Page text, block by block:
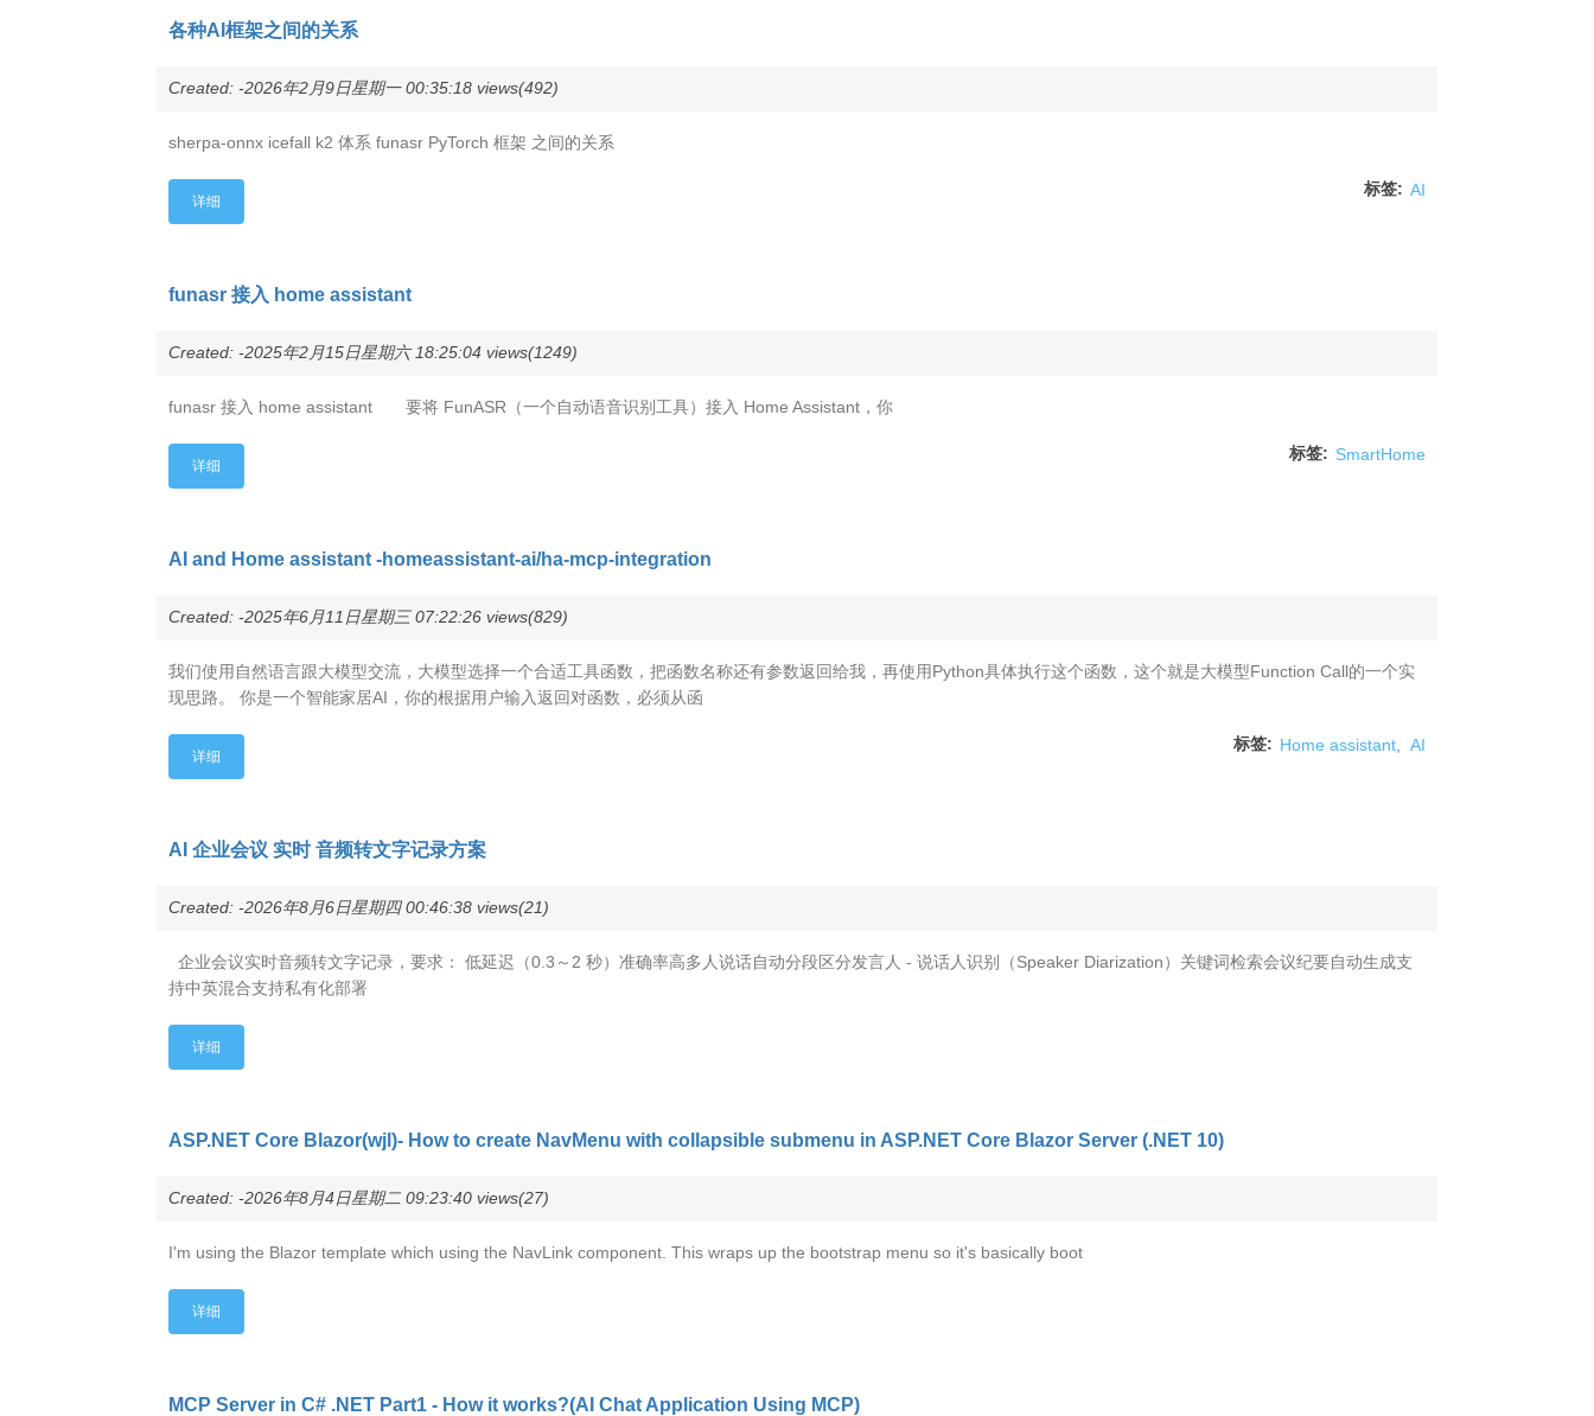
各种AI框架之间的关系
Created: -2026年2月9日星期一 00:35:18 views(492)
sherpa-onnx icefall k2 体系 funasr PyTorch 框架 之间的关系
标签: AI
详细
funasr 接入 home assistant
Created: -2025年2月15日星期六 18:25:04 views(1249)
funasr 接入 home assistant 要将 FunASR（一个自动语音识别工具）接入 Home Assistant，你
标签: SmartHome
详细
AI and Home assistant -homeassistant-ai/ha-mcp-integration
Created: -2025年6月11日星期三 07:22:26 views(829)
我们使用自然语言跟大模型交流，大模型选择一个合适工具函数，把函数名称还有参数返回给我，再使用Python具体执行这个函数，这个就是大模型Function Call的一个实
现思路。 你是一个智能家居AI，你的根据用户输入返回对函数，必须从函
标签: Home assistant AI
详细
AI 企业会议 实时 音频转文字记录方案
Created: -2026年8月6日星期四 00:46:38 views(21)
企业会议实时音频转文字记录，要求： 低延迟（0.3～2 秒）准确率高多人说话自动分段区分发言人 - 说话人识别（Speaker Diarization）关键词检索会议纪要自动生成支
持中英混合支持私有化部署
详细
ASP.NET Core Blazor(wjl)- How to create NavMenu with collapsible submenu in ASP.NET Core Blazor Server (.NET 10)
Created: -2026年8月4日星期二 09:23:40 views(27)
I'm using the Blazor template which using the NavLink component. This wraps up the bootstrap menu so it's basically boot
详细
MCP Server in C# .NET Part1 - How it works?(AI Chat Application Using MCP)